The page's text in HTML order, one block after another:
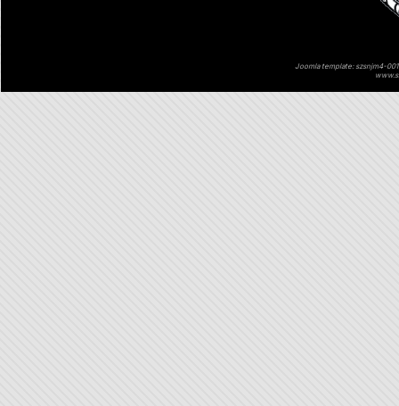
Joomla template: szsnjm4-